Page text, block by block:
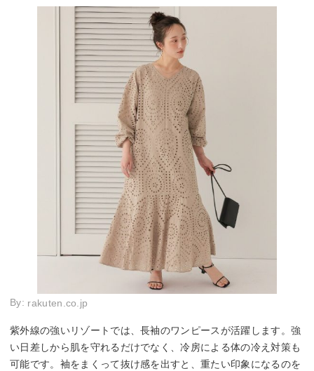
By: rakuten.co.jp
紫外線の強いリゾートでは、長袖のワンピースが活躍します。強
い日差しから肌を守れるだけでなく、冷房による体の冷え対策も
可能です。袖をまくって抜け感を出すと、重たい印象になるのを